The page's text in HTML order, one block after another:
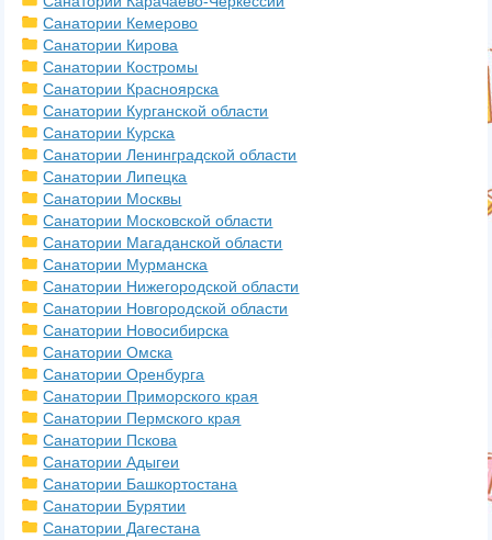
Санатории Кемерово
Санатории Кирова
Санатории Костромы
Санатории Красноярска
Санатории Курганской области
Санатории Курска
Санатории Ленинградской области
Санатории Липецка
Санатории Москвы
Санатории Московской области
Санатории Магаданской области
Санатории Мурманска
Санатории Нижегородской области
Санатории Новгородской области
Санатории Новосибирска
Санатории Омска
Санатории Оренбурга
Санатории Приморского края
Санатории Пермского края
Санатории Пскова
Санатории Адыгеи
Санатории Башкортостана
Санатории Бурятии
Санатории Дагестана